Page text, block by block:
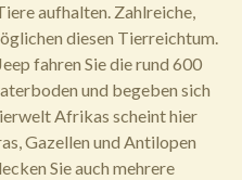
aufhalten. Zahlreiche,
diesen Tierreichtum.
fahren Sie die rund 600
und begeben sich
Afrikas scheint hier
Gazellen und Antilopen
Sie auch mehrere